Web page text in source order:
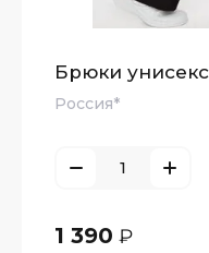
Брюки
Россия*
1 390 ₽